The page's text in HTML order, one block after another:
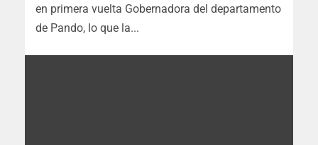
en primera vuelta Gobernadora del departamento
de Pando, lo que la...